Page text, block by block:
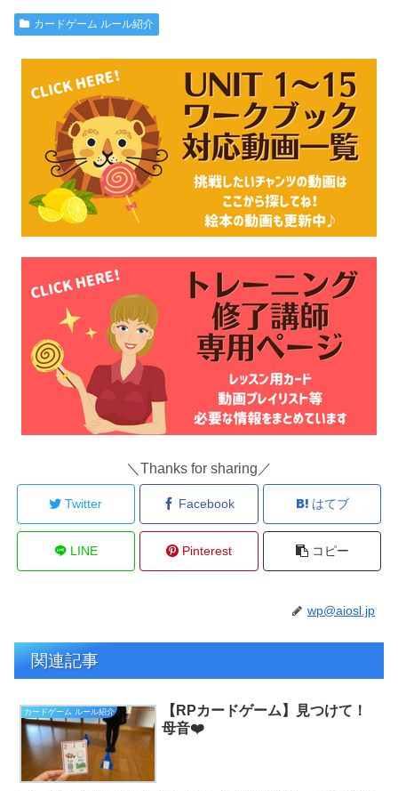
カードゲーム ルール紹介
＼Thanks for sharing／
Twitter Facebook はてブ
LINE Pinterest コピー
wp@aiosl.jp
関連記事
カードゲーム ルール紹介
【RPカードゲーム】見つけて！
母音❤️